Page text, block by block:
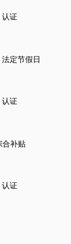
认证
法定节假日
认证
合补贴
认证